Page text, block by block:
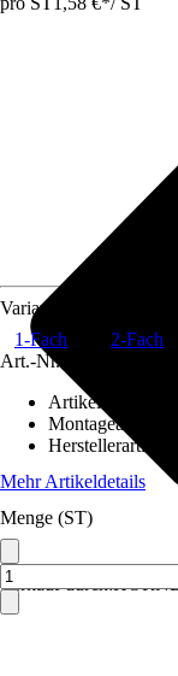
Verkauf durch:
Variante
1-Fach
2-Fach
Art.-Nr.
Artikeltyp
Montageart
Mehr Artikeldetails
Menge (ST)